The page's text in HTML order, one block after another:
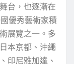
台，也逐漸在
優秀藝術家積
展覽之一。多
本京都、沖繩
印尼雅加達、